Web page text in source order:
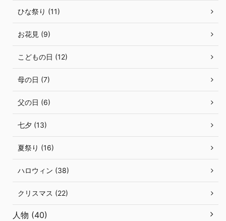
ひな祭り (11)
お花見 (9)
こどもの日 (12)
母の日 (7)
父の日 (6)
七夕 (13)
夏祭り (16)
ハロウィン (38)
クリスマス (22)
人物 (40)